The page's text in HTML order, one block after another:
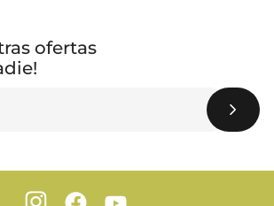
ofertas